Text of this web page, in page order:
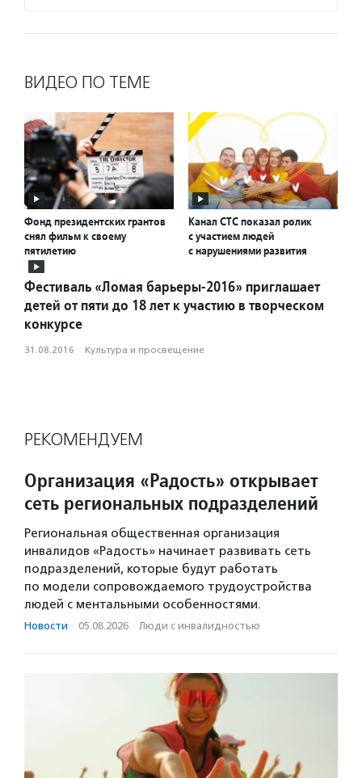
ВИДЕО ПО ТЕМЕ
Фонд президентских грантов
снял фильм к своему
пятилетию
Канал СТС показал ролик
с участием людей
с нарушениями развития
Фестиваль «Ломая барьеры-2016» приглашает
детей от пяти до 18 лет к участию в творческом
конкурсе
31.08.2016 · Культура и просвещение
РЕКОМЕНДУЕМ
Организация «Радость» открывает
сеть региональных подразделений
Региональная общественная организация
инвалидов «Радость» начинает развивать сеть
подразделений, которые будут работать
по модели сопровождаемого трудоустройства
людей с ментальными особенностями.
Новости · 05.08.2026 · Люди с инвалидностью